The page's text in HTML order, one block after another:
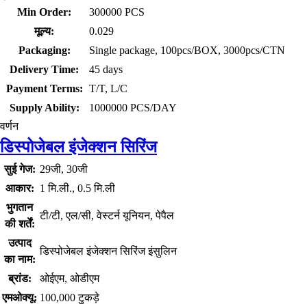
Min Order:
300000 PCS
मूल्य:
0.029
Packaging:
Single package, 100pcs/BOX, 3000pcs/CTN
Delivery Time:
45 days
Payment Terms: T/T, L/C
Supply Ability:
1000000 PCS/DAY
वर्णन
डिस्पोजेबल इंजेक्शन सिरिंज
सुई गेज: 29जी, 30जी
आकार: 1 मि.ली., 0.5 मि.ली
भुगतान
की शर्तें:
टी/टी, एल/सी, वेस्टर्न यूनियन, पेपैल
उत्पाद
का नाम:
डिस्पोजेबल इंजेक्शन सिरिंज इंसुलिन
ब्रांड:
ओईएम, ओडीएम
एमओक्यू: 100,000 टुकड़े